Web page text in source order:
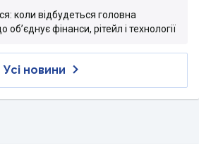
коли відбудеться головна
фінанси, рітейл і технології
Усі новини